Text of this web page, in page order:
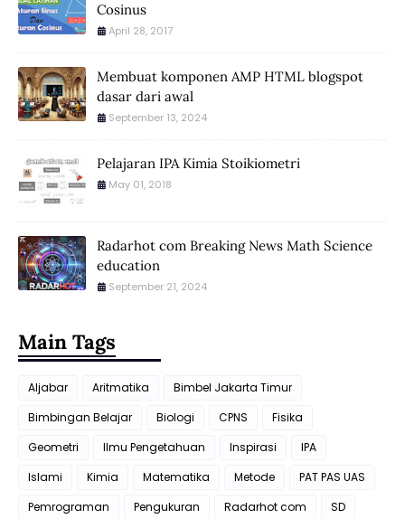
Cosinus
April 28, 2017
Membuat komponen AMP HTML blogspot
dasar dari awal
September 13, 2024
Pelajaran IPA Kimia Stoikiometri
May 01, 2018
Radarhot com Breaking News Math Science
education
September 21, 2024
Main Tags
Aljabar Aritmatika
Bimbel Jakarta Timur
Bimbingan Belajar
Biologi CPNS
Fisika
Geometri
Ilmu Pengetahuan Inspirasi
IPA
Islami
Kimia Matematika Metode
PAT PAS UAS
Pemrograman
Pengukuran Radarhot com
SD